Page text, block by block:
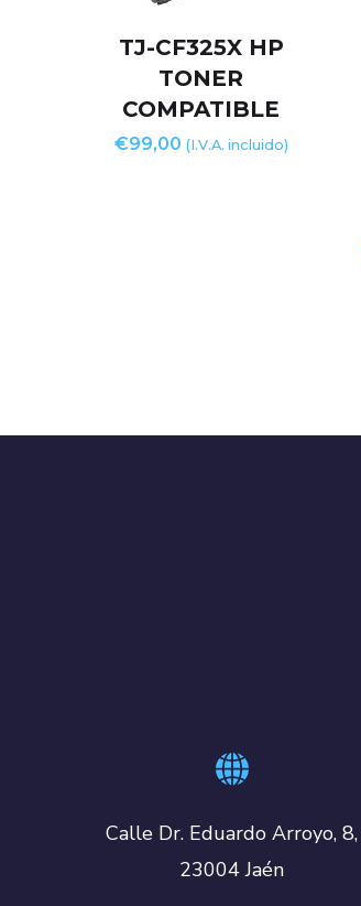
TJ-CF325X HP
TONER
COMPATIBLE
€99,00 (I.V.A. incluido)
Calle Dr. Eduardo Arroyo, 8,
23004 Jaén